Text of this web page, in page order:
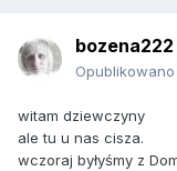
bozena222
Opublikowano
witam dziewczyny
ale tu u nas cisza.
wczoraj byłyśmy z